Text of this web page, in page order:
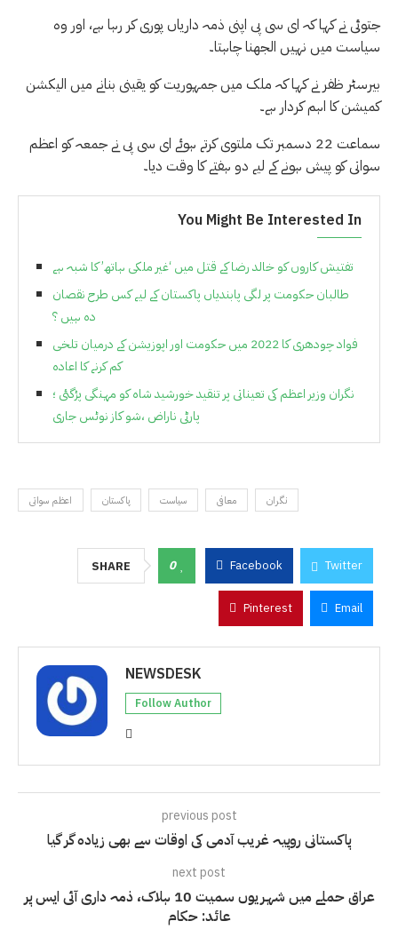
جتوئی نے کہا کہ ای سی پی اپنی ذمہ داریاں پوری کر رہا ہے، اور وہ
سیاست میں نہیں الجھنا چاہتا۔
بیرسٹر ظفر نے کہا کہ ملک میں جمہوریت کو یقینی بنانے میں الیکشن
کمیشن کا اہم کردار ہے۔
سماعت 22 دسمبر تک ملتوی کرتے ہوئے ای سی پی نے جمعہ کو اعظم
سواتی کو پیش ہونے کے لیے دو ہفتے کا وقت دیا۔
You Might Be Interested In
تفتیش کاروں کو خالد رضا کے قتل میں ‘غیر ملکی ہاتھ’ کا شبہ ہے
طالبان حکومت پر لگی پابندیاں پاکستان کے لیے کس طرح نقصان
دہ ہیں ؟
فواد چودھری کا 2022 میں حکومت اور اپوزیشن کے درمیان تلخی
کم کرنے کا اعادہ
نگران وزیر اعظم کی تعیناتی پر تنقید خورشید شاہ کو مہنگی پڑگئی ؛
پارٹی ناراض ،شو کاز نوٹس جاری
اعظم سواتی پاکستان سیاست معافی نگران
SHARE 0 Facebook Twitter
Pinterest Email
NEWSDESK
Follow Author
previous post
پاکستانی روپیہ غریب آدمی کی اوقات سے بھی زیادہ گر گیا
next post
عراق حملے میں شہریوں سمیت 10 ہلاک، ذمہ داری آئی ایس پر
عائد: حکام